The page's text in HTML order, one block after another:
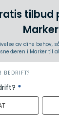
tilbud
Marker
av dine behov,
i Marker til
BEDRIFT?
*